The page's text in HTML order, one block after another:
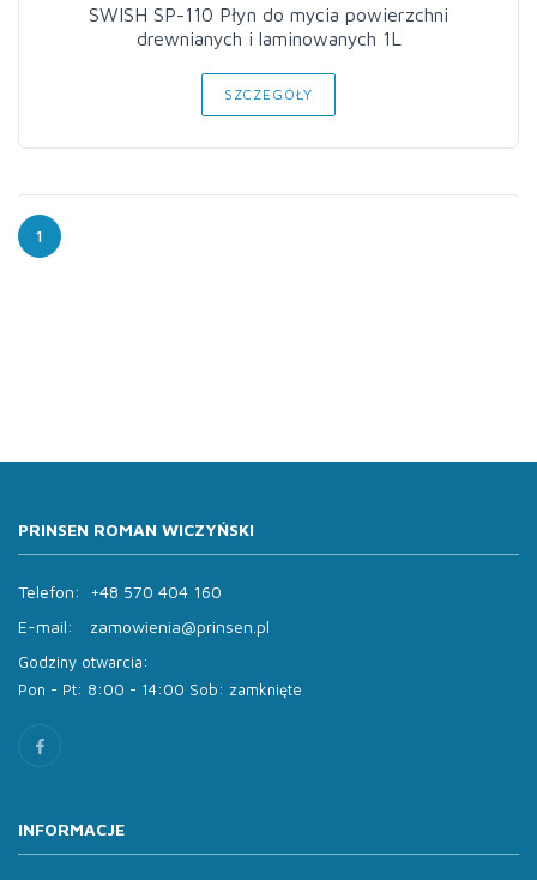
SWISH SP-110 Płyn do mycia powierzchni
drewnianych i laminowanych 1L
SZCZEGÓŁY
1
PRINSEN ROMAN WICZYŃSKI
Telefon:
+48 570 404 160
E-mail:
zamowienia@prinsen.pl
Godziny otwarcia:
Pon - Pt: 8:00 - 14:00 Sob: zamknięte
INFORMACJE